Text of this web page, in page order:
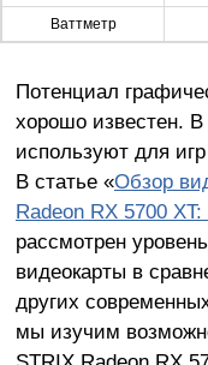
Ваттметр
Потенциал
хорошо известен.
используют для
В статье «Обзор
Radeon RX 5700
рассмотрен
видеокарты в
других
мы изучим